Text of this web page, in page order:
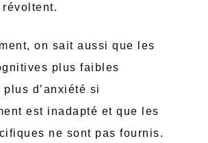
on sait aussi que les
plus faibles
d’anxiété si
est inadapté et que les
ne sont pas fournis.